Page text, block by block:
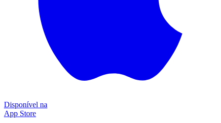
Disponível na
App Store